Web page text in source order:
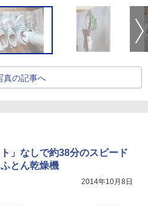
真の記事へ
ト」なしで約38分のスピード
とん乾燥機
2014年10月8日